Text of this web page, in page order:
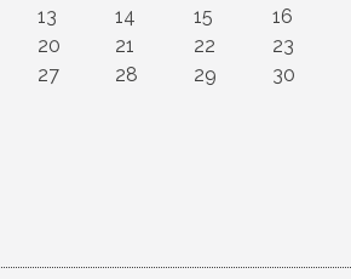
13 14 15
16
20 21 22
23
27 28 29
30